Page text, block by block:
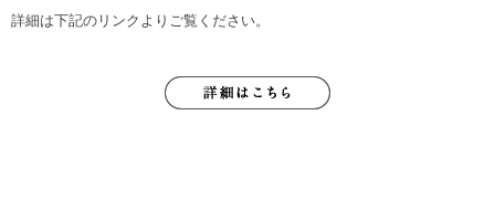
詳細は下記のリンクよりご覧ください。